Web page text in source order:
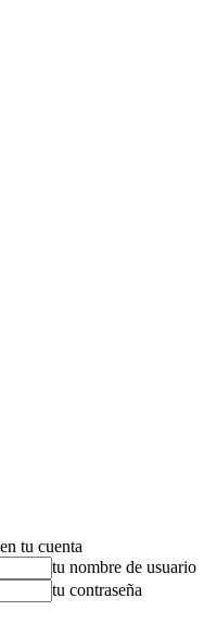
tu cuenta
tu nombre de usuario
tu contraseña